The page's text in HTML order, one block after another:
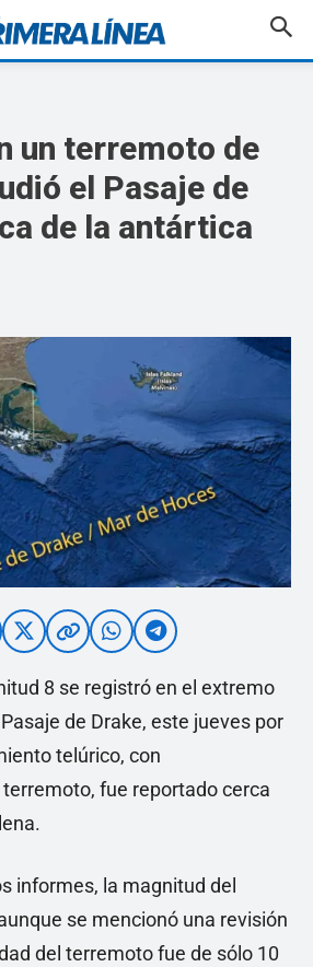
un terremoto de
el Pasaje de
de la antártica
8 se registró en el extremo
de Drake, este jueves por
telúrico, con
fue reportado cerca
informes, la magnitud del
se mencionó una revisión
del terremoto fue de sólo 10